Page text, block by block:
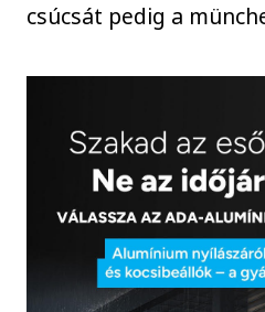
csúcsát pedig a